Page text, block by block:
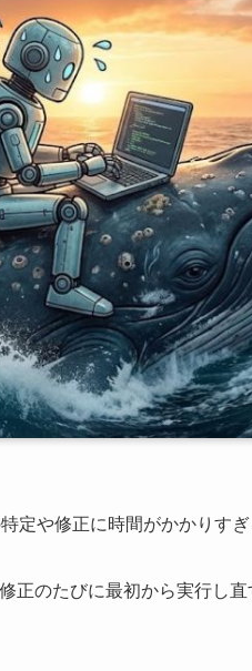
定や修正に時間がかかりす
正のたびに最初から実行し